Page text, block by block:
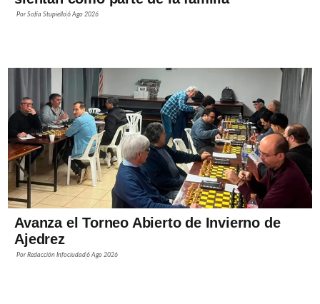
PorSofía Stupiello6 Ago 2026
Avanza el Torneo Abierto de Invierno de
Ajedrez
PorRedacción Infociudad6 Ago 2026